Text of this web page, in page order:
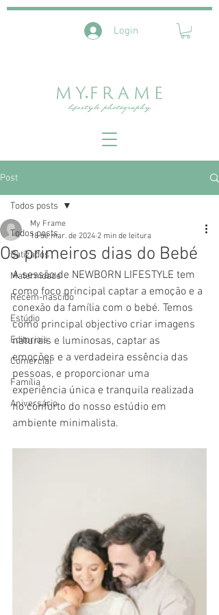
Login
Post
Todos posts
Batizados
Maternidade
Recém-nascido
Estúdio
Editoriais
Comercial
Família
Aniversário
Todos posts
Os primeiros dias do Bebé
My Frame
18 de mar. de 2024 2 min de leitura
A sessão de NEWBORN LIFESTYLE tem
como foco principal captar a emoção e a
conexão da família com o bebé. Temos
como principal objectivo criar imagens
naturais e luminosas, captar as
emoções e a verdadeira essência das
pessoas, e proporcionar uma
experiência única e tranquila realizada
no conforto do nosso estúdio em
ambiente minimalista.